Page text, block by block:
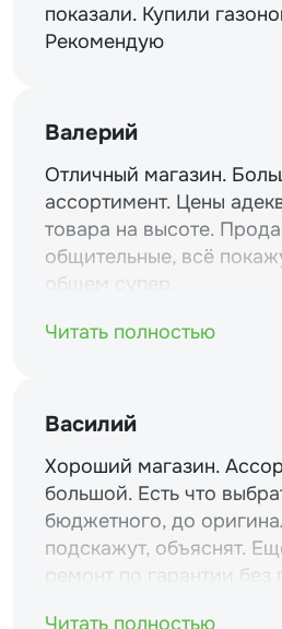
показали. Купили
Рекомендую
Валерий
Отличный магазин.
ассортимент. Цены
товара на высоте.
общительные, всё
общем супер.
Читать полностью
Василий
Хороший магазин.
большой. Есть что
бюджетного, до
подскажут, объяснят.
ремонт по гарантии без
Читать полностью